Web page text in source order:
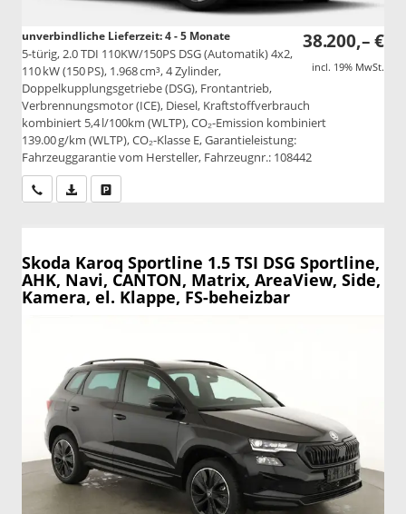
38.200,– €
incl. 19% MwSt.
unverbindliche Lieferzeit: 4 - 5 Monate
5-türig, 2.0 TDI 110KW/150PS DSG (Automatik) 4x2,
110 kW (150 PS), 1.968 cm³, 4 Zylinder,
Doppelkupplungsgetriebe (DSG), Frontantrieb,
Verbrennungsmotor (ICE), Diesel, Kraftstoffverbrauch
kombiniert 5,4 l/100km (WLTP), CO₂-Emission kombiniert
139.00 g/km (WLTP), CO₂-Klasse E, Garantieleistung:
Fahrzeuggarantie vom Hersteller, Fahrzeugnr.: 108442
Wir rufen Sie anPDF-Datei, Fahrzeugexposé drucken
Skoda Karoq Sportline 1.5 TSI DSG Sportline,
AHK, Navi, CANTON, Matrix, AreaView, Side,
Kamera, el. Klappe, FS-beheizbar